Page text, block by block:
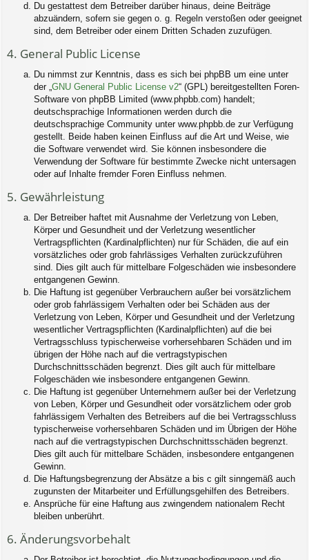
Du gestattest dem Betreiber darüber hinaus, deine Beiträge
abzuändern, sofern sie gegen o. g. Regeln verstoßen oder geeignet
sind, dem Betreiber oder einem Dritten Schaden zuzufügen.
4. General Public License
Du nimmst zur Kenntnis, dass es sich bei phpBB um eine unter
der „GNU General Public License v2“ (GPL) bereitgestellten Foren-
Software von phpBB Limited (www.phpbb.com) handelt;
deutschsprachige Informationen werden durch die
deutschsprachige Community unter www.phpbb.de zur Verfügung
gestellt. Beide haben keinen Einfluss auf die Art und Weise, wie
die Software verwendet wird. Sie können insbesondere die
Verwendung der Software für bestimmte Zwecke nicht untersagen
oder auf Inhalte fremder Foren Einfluss nehmen.
5. Gewährleistung
Der Betreiber haftet mit Ausnahme der Verletzung von Leben,
Körper und Gesundheit und der Verletzung wesentlicher
Vertragspflichten (Kardinalpflichten) nur für Schäden, die auf ein
vorsätzliches oder grob fahrlässiges Verhalten zurückzuführen
sind. Dies gilt auch für mittelbare Folgeschäden wie insbesondere
entgangenen Gewinn.
Die Haftung ist gegenüber Verbrauchern außer bei vorsätzlichem
oder grob fahrlässigem Verhalten oder bei Schäden aus der
Verletzung von Leben, Körper und Gesundheit und der Verletzung
wesentlicher Vertragspflichten (Kardinalpflichten) auf die bei
Vertragsschluss typischerweise vorhersehbaren Schäden und im
übrigen der Höhe nach auf die vertragstypischen
Durchschnittsschäden begrenzt. Dies gilt auch für mittelbare
Folgeschäden wie insbesondere entgangenen Gewinn.
Die Haftung ist gegenüber Unternehmern außer bei der Verletzung
von Leben, Körper und Gesundheit oder vorsätzlichem oder grob
fahrlässigem Verhalten des Betreibers auf die bei Vertragsschluss
typischerweise vorhersehbaren Schäden und im Übrigen der Höhe
nach auf die vertragstypischen Durchschnittsschäden begrenzt.
Dies gilt auch für mittelbare Schäden, insbesondere entgangenen
Gewinn.
Die Haftungsbegrenzung der Absätze a bis c gilt sinngemäß auch
zugunsten der Mitarbeiter und Erfüllungsgehilfen des Betreibers.
Ansprüche für eine Haftung aus zwingendem nationalem Recht
bleiben unberührt.
6. Änderungsvorbehalt